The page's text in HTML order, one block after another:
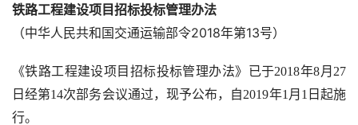
铁路工程建设项目招标投标管理办法
（中华人民共和国交通运输部令2018年第13号）
《铁路工程建设项目招标投标管理办法》已于2018年8月 27
日经第14次部务会议通过，现予公布，自2019年1 月 1 日起施
行。